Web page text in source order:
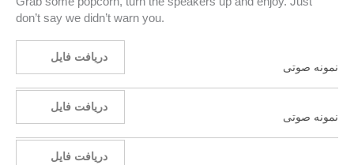
don’t say we didn’t warn you.
نمونه صوتی
دریافت فایل
نمونه صوتی
دریافت فایل
دریافت فایل